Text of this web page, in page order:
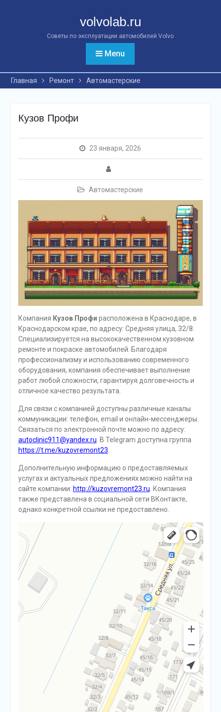
volvolab.ru
Советы по эксплуатации автомобилей Volvo
Menu
Главная Ремонт Автомастерские
Кузов Профи
23 января, 2026
Автомастерские
Компания Кузов Профи расположена в Краснодаре, в
Краснодарском крае, по адресу: Средняя улица, 32/8.
Специализируется на высококачественном кузовном
ремонте и покраске автомобилей. Благодаря
профессионализму и использованию современного
оборудования, компания обеспечивает выполнение
работ любой сложности, гарантируя долговечность и
отличное качество результата.
Для связи с компанией доступны различные каналы
коммуникации: телефон, email и онлайн-мессенджеры.
Связаться по электронной почте можно по адресу:
autoclinic911@yandex.ru. В Telegram доступна группа
https://t.me/kuzovremont23.
Дополнительную информацию о предоставляемых
услугах и актуальных предложениях можно найти на
сайте компании: http://kuzovremont23.ru. Компания
также представлена в социальной сети ВКонтакте,
однако конкретной ссылки не предоставлено.